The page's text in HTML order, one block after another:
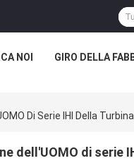
NOI GIRO DELLA
Di Serie IHI Della
dell'UOMO di serie